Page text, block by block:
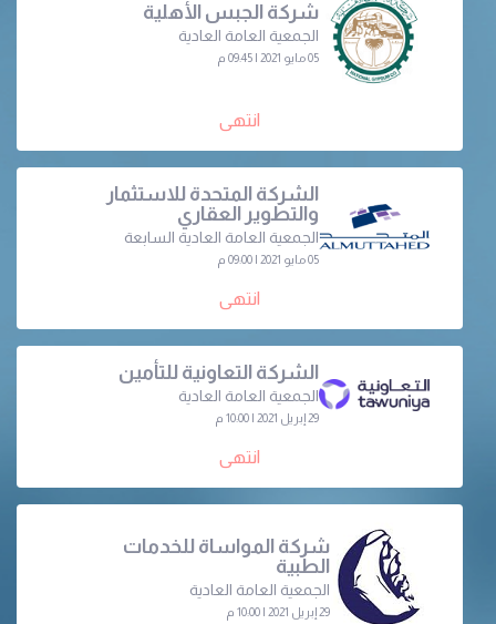
شركة الجبس الأهلية
الجمعية العامة العادية
05 مايو 2021 | 09:45 م
انتهى
الشركة المتحدة للاستثمار
والتطوير العقاري
الجمعية العامة العادية السابعة
05 مايو 2021 | 09:00 م
انتهى
الشركة التعاونية للتأمين
الجمعية العامة العادية
29 إبريل 2021 | 10:00 م
انتهى
شركة المواساة للخدمات
الطبية
الجمعية العامة العادية
29 إبريل 2021 | 10:00 م